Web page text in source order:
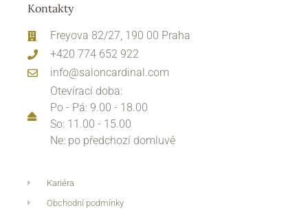
Kontakty
Freyova 82/27, 190 00 Praha
+420 774 652 922
info@saloncardinal.com
Otevírací doba:
Po - Pá: 9.00 - 18.00
So: 11.00 - 15.00
Ne: po předchozí domluvě
Kariéra
Obchodní podmínky